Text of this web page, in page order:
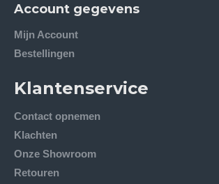
Account gegevens
Mijn Account
Bestellingen
Klantenservice
Contact opnemen
Klachten
Onze Showroom
Retouren